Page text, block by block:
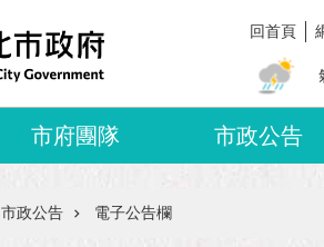
回首頁
市府團隊 市政公告
市政公告 電子公告欄